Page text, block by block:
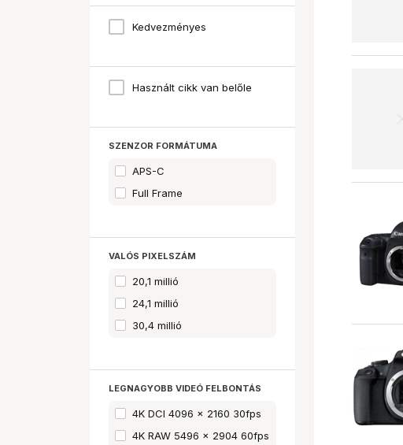
és
Egy
A mai
Sok
Kedvezményes
Használt cikk van belőle
SZENZOR FORMÁTUMA
APS-C
Full Frame
VALÓS PIXELSZÁM
20,1 millió
24,1 millió
30,4 millió
LEGNAGYOBB VIDEÓ FELBONTÁS
4K DCI 4096 x 2160 30fps
4K RAW 5496 x 2904 60fps